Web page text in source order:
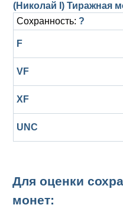
(Николай I) Тиражная
Сохранность: ?
F
VF
XF
UNC
Для оценки
монет: